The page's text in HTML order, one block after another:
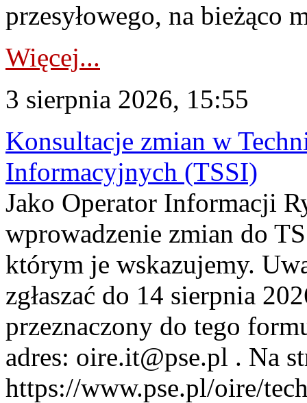
przesyłowego, na bieżąco
Więcej...
3 sierpnia 2026, 15:55
Konsultacje zmian w
Informacyjnych (TSSI)
Jako Operator Informacji
wprowadzenie zmian do
którym je wskazujemy.
zgłaszać do 14 sierpnia
przeznaczony do tego
adres: oire.it@pse.pl . Na
https://www.pse.pl/oire/